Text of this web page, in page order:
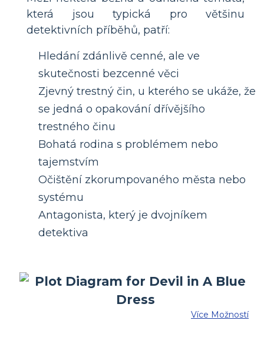
která jsou typická pro většinu
detektivních příběhů, patří:
Hledání zdánlivě cenné, ale ve
skutečnosti bezcenné věci
Zjevný trestný čin, u kterého se ukáže, že
se jedná o opakování dřívějšího
trestného činu
Bohatá rodina s problémem nebo
tajemstvím
Očištění zkorumpovaného města nebo
systému
Antagonista, který je dvojníkem
detektiva
Více Možností